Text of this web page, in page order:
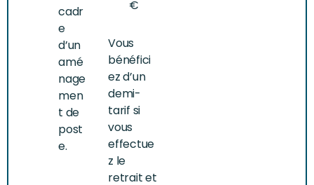
cadr
e
d’un
amé
nage
men
t de
post
e.
€
Vous
bénéfici
ez d’un
demi-
tarif si
vous
effectue
z le
retrait et